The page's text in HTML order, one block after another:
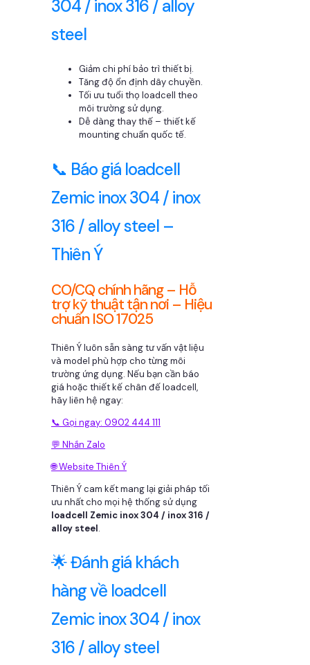
304 / inox 316 / alloy
steel
Giảm chi phí bảo trì thiết bị.
Tăng độ ổn định dây chuyền.
Tối ưu tuổi thọ loadcell theo
môi trường sử dụng.
Dễ dàng thay thế – thiết kế
mounting chuẩn quốc tế.
📞 Báo giá loadcell
Zemic inox 304 / inox
316 / alloy steel –
Thiên Ý
CO/CQ chính hãng – Hỗ
trợ kỹ thuật tận nơi – Hiệu
chuẩn ISO 17025
Thiên Ý luôn sẵn sàng tư vấn vật liệu
và model phù hợp cho từng môi
trường ứng dụng. Nếu bạn cần báo
giá hoặc thiết kế chân đế loadcell,
hãy liên hệ ngay:
📞 Gọi ngay: 0902 444 111
💬 Nhắn Zalo
🌐 Website Thiên Ý
Thiên Ý cam kết mang lại giải pháp tối
ưu nhất cho mọi hệ thống sử dụng
loadcell Zemic inox 304 / inox 316 /
alloy steel.
🌟 Đánh giá khách
hàng về loadcell
Zemic inox 304 / inox
316 / alloy steel